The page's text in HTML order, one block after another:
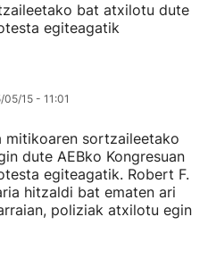
bat atxilotu dute
egiteagatik
05/15 - 11:01
mitikoaren sortzaileetako
dute AEBko Kongresuan
egiteagatik. Robert F.
hitzaldi bat ematen ari
poliziak atxilotu egin